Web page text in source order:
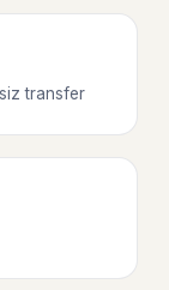
transfer